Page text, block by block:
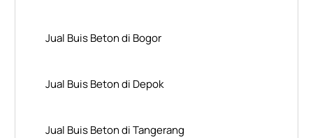
Jual Buis Beton di Bogor
Jual Buis Beton di Depok
Jual Buis Beton di Tangerang